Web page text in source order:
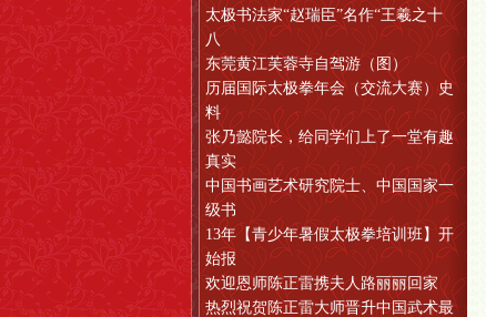
太极书法家“赵瑞臣”名作“王羲之十
八
东莞黄江芙蓉寺自驾游（图）
历届国际太极拳年会（交流大赛）史
料
张乃懿院长，给同学们上了一堂有趣
真实
中国书画艺术研究院士、中国国家一
级书
13年【青少年暑假太极拳培训班】开
始报
欢迎恩师陈正雷携夫人路丽丽回家
热烈祝贺陈正雷大师晋升中国武术最